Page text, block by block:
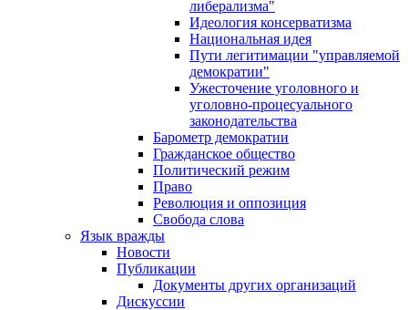
либерализма"
Идеология консерватизма
Национальная идея
Пути легитимации "управляемой
демократии"
Ужесточение уголовного и
уголовно-процесуального
законодательства
Барометр демократии
Гражданское общество
Политический режим
Право
Революция и оппозиция
Свобода слова
Язык вражды
Новости
Публикации
Документы других организаций
Дискуссии